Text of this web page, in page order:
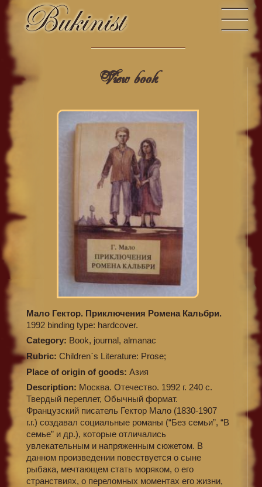
View book
Мало Гектор. Приключения Ромена Кальбри.
1992 binding type: hardcover.
Category: Book, journal, almanac
Rubric: Children`s Literature: Prose;
Place of origin of goods: Азия
Description: Москва. Отечество. 1992 г. 240 с.
Твердый переплет, Обычный формат.
Французский писатель Гектор Мало (1830-1907
г.г.) создавал социальные романы (“Без семьи”, “В
семье” и др.), которые отличались
увлекательным и напряженным сюжетом. В
данном произведении повествуется о сыне
рыбака, мечтающем стать моряком, о его
странствиях, о переломных моментах его жизни,